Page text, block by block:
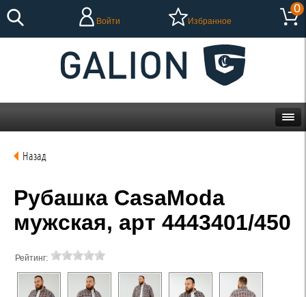
Войти Избранное
0
Назад
Рубашка CasaModa
мужская, арт 4443401/450
Рейтинг: